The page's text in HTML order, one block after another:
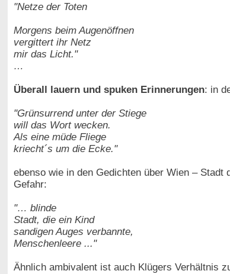
"Netze der Toten
Morgens beim Augenöffnen
vergittert ihr Netz
mir das Licht."
…
Überall lauern und spuken Erinnerungen: in
"Grünsurrend unter der Stiege
will das Wort wecken.
Als eine müde Fliege
kriecht´s um die Ecke."
ebenso wie in den Gedichten über Wien –
Gefahr:
"… blinde
Stadt, die ein Kind
sandigen Auges verbannte,
Menschenleere ..."
Ähnlich ambivalent ist auch Klügers Verhältnis